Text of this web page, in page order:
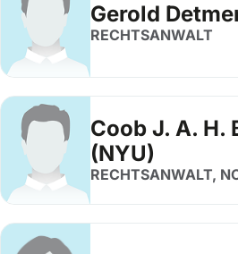
Gerold
RECHTSANWALT
Coob J. A. H.
(NYU)
RECHTSANWALT,